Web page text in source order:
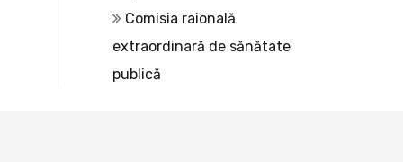
Comisia raională
extraordinară de sănătate
publică